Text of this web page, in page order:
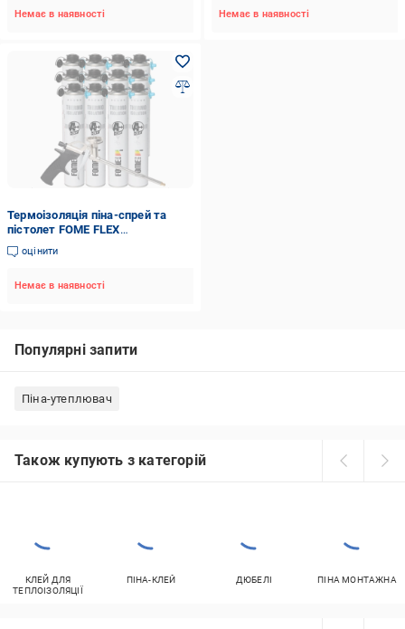
Немає в наявності Немає в наявності
Термоізоляція піна-спрей та
пістолет FOME FLEX
THERMOISOLATION A 850 мл/
ящик 12 штук
оцінити
Немає в наявності
Популярні запити
Піна-утеплювач
Також купують з категорій
КЛЕЙ ДЛЯ
ТЕПЛОІЗОЛЯЦІЇ
ПІНА-КЛЕЙ ДЮБЕЛІ ПІНА МОНТАЖНА